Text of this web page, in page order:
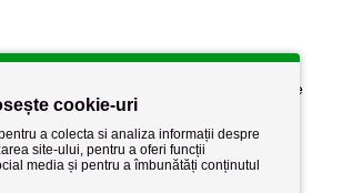
Politica de confidențialitate
Termeni si conditii
cookie-uri
a colecta si analiza informații despre
site-ului, pentru a oferi funcții
media și pentru a îmbunătăți conținutul